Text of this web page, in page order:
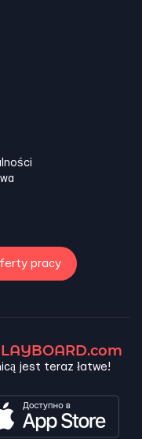
pracy
LAYBOARD.com
jest teraz łatwe!